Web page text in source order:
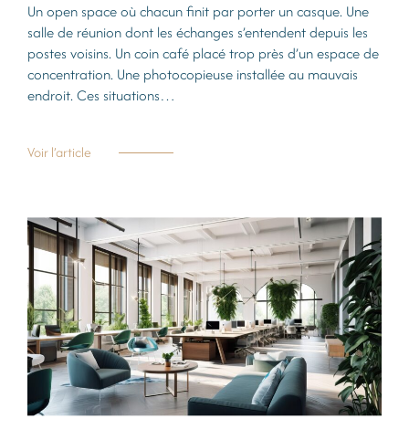
Un open space où chacun finit par porter un casque. Une
salle de réunion dont les échanges s’entendent depuis les
postes voisins. Un coin café placé trop près d’un espace de
concentration. Une photocopieuse installée au mauvais
endroit. Ces situations…
Voir l’article